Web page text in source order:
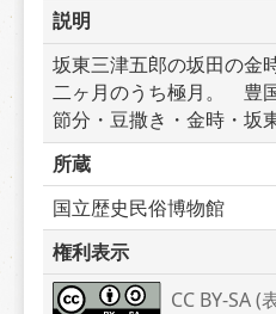
説明
坂東三津五郎の坂田の金
二ヶ月のうち極月。　豊
節分・豆撒き・金時・坂
所蔵
国立歴史民俗博物館
権利表示
CC BY-SA (